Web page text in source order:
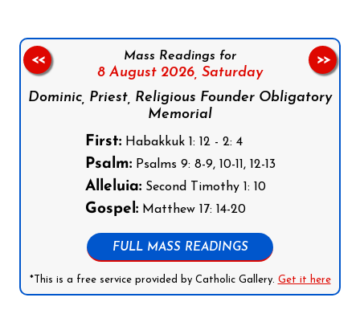
Mass Readings for
8 August 2026, Saturday
Dominic, Priest, Religious Founder Obligatory
Memorial
First:Habakkuk 1: 12 - 2: 4
Psalm:Psalms 9: 8-9, 10-11, 12-13
Alleluia:Second Timothy 1: 10
Gospel:Matthew 17: 14-20
FULL MASS READINGS
*This is a free service provided by Catholic Gallery. Get it here
<< >>